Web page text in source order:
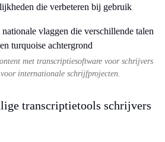
die verbeteren bij gebruik
met transcriptiesoftware voor schrijvers
internationale schrijfprojecten.
transcriptietools schrijvers